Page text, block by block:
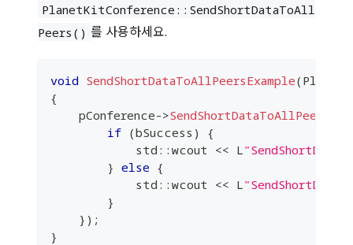
PlanetKitConference::SendShortDataToAll
Peers() 를 사용하세요.
void SendShortDataToAllPeersExample(
{
    pConference
->SendShortDataToAllPeers
if (bSuccess )
{
            std
:: wcout << L
} else {
            std
:: wcout << L
}
} ) ;
}